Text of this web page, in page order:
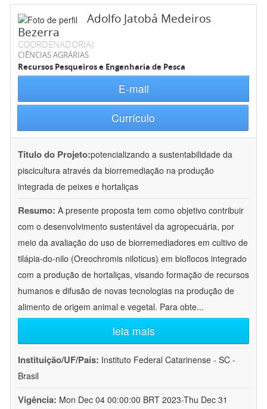
Adolfo Jatobá Medeiros
Bezerra
COORDENADOR(A)
CIÊNCIAS AGRÁRIAS
Recursos Pesqueiros e Engenharia de Pesca
E-mail
Currículo
Título do Projeto:potencializando a sustentabilidade da
piscicultura através da biorremediação na produção
integrada de peixes e hortaliças
Resumo: A presente proposta tem como objetivo contribuir
com o desenvolvimento sustentável da agropecuária, por
meio da avaliação do uso de biorremediadores em cultivo de
tilápia-do-nilo (Oreochromis niloticus) em bioflocos integrado
com a produção de hortaliças, visando formação de recursos
humanos e difusão de novas tecnologias na produção de
alimento de origem animal e vegetal. Para obte...
leia mais
Instituição/UF/País: Instituto Federal Catarinense - SC -
Brasil
Vigência: Mon Dec 04 00:00:00 BRT 2023-Thu Dec 31